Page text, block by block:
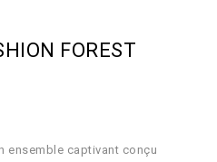
FOREST
ensemble captivant conçu